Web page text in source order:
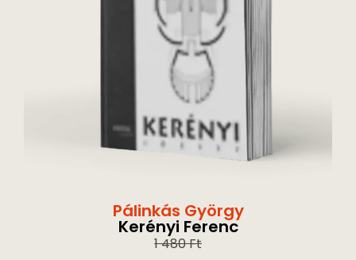
Pálinkás György
Kerényi Ferenc
1 480Ft